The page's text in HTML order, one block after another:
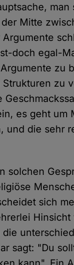
Mitte
doch egal-
zu
zu
es geht
und die sehr
solchen
sich
sagt: "Du